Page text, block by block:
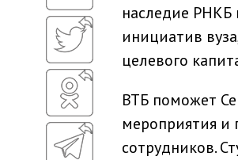
наследие
инициатив
целевого
ВТБ поможет
мероприятия и
сотрудников.